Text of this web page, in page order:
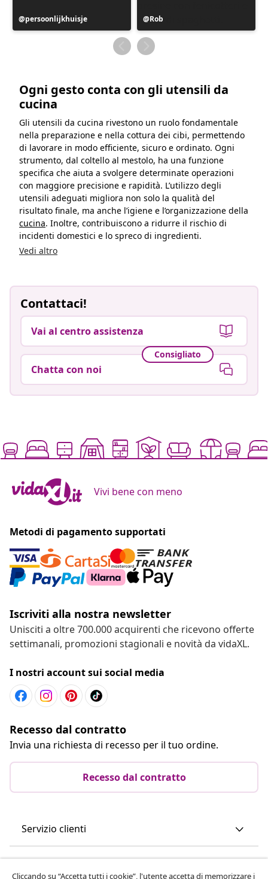
Post
pubblicato
persoonlijkhuisje
Post
pubblicato
da
Rob
Ogni gesto conta con gli utensili da
cucina
Gli utensili da cucina rivestono un ruolo fondamentale
nella preparazione e nella cottura dei cibi, permettendo
di lavorare in modo efficiente, sicuro e ordinato. Ogni
strumento, dal coltello al mestolo, ha una funzione
specifica che aiuta a svolgere determinate operazioni
con maggiore precisione e rapidità. L’utilizzo degli
utensili adeguati migliora non solo la qualità del
risultato finale, ma anche l’igiene e l’organizzazione della
cucina. Inoltre, contribuiscono a ridurre il rischio di
incidenti domestici e lo spreco di ingredienti.
Vedi altro
Contattaci!
Vai al centro assistenza
Consigliato
Chatta con noi
Vivi bene con meno
Metodi di pagamento supportati
Iscriviti alla nostra newsletter
Unisciti a oltre 700.000 acquirenti che ricevono offerte
settimanali, promozioni stagionali e novità da vidaXL.
I nostri account sui social media
Recesso dal contratto
Invia una richiesta di recesso per il tuo ordine.
Recesso dal contratto
Servizio clienti
Cliccando su “Accetta tutti i cookie”, l'utente accetta di memorizzare i